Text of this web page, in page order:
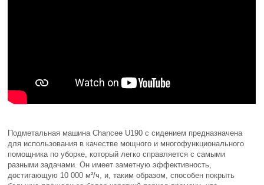
Подметальная машина Chancee U190 с сидением предназначена
для использования в качестве мощного и многофункционального
помощника по уборке, который легко справляется с самыми
разными задачами. Он имеет заметную эффективность,
достигающую 10 000 м²/ч, и, таким образом, способен покрыть